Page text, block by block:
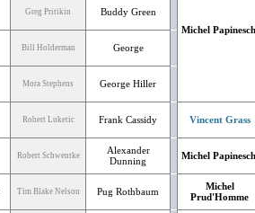
Michel
Greg Pritikin Buddy Green
Bill Holderman George
Mora Stephens George Hiller
Robert Luketic Frank Cassidy Vincent Grass
Robert Schwentke
Alexander
Dunning
Michel
Tim Blake Nelson Pug Rothbaum
Michel
Prud'Homme